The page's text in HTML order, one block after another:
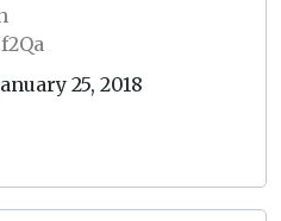
25, 2018